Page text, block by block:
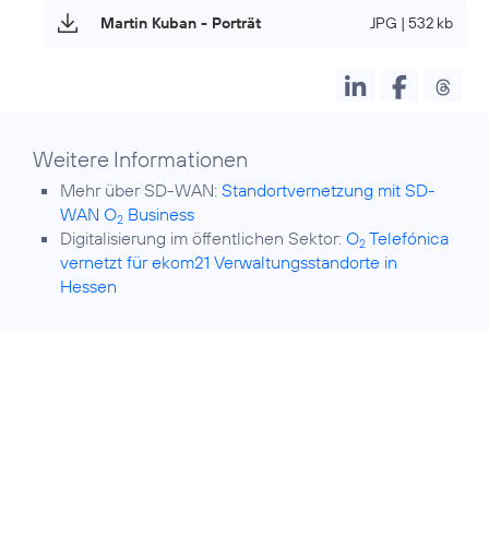
Martin Kuban - Porträt JPG | 532 kb
Weitere Informationen
Mehr über SD-WAN: Standortvernetzung mit SD-
WAN O2 Business
Digitalisierung im öffentlichen Sektor: O2 Telefónica
vernetzt für ekom21 Verwaltungsstandorte in
Hessen